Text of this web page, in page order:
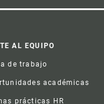
AL EQUIPO
de trabajo
académicas
prácticas HR